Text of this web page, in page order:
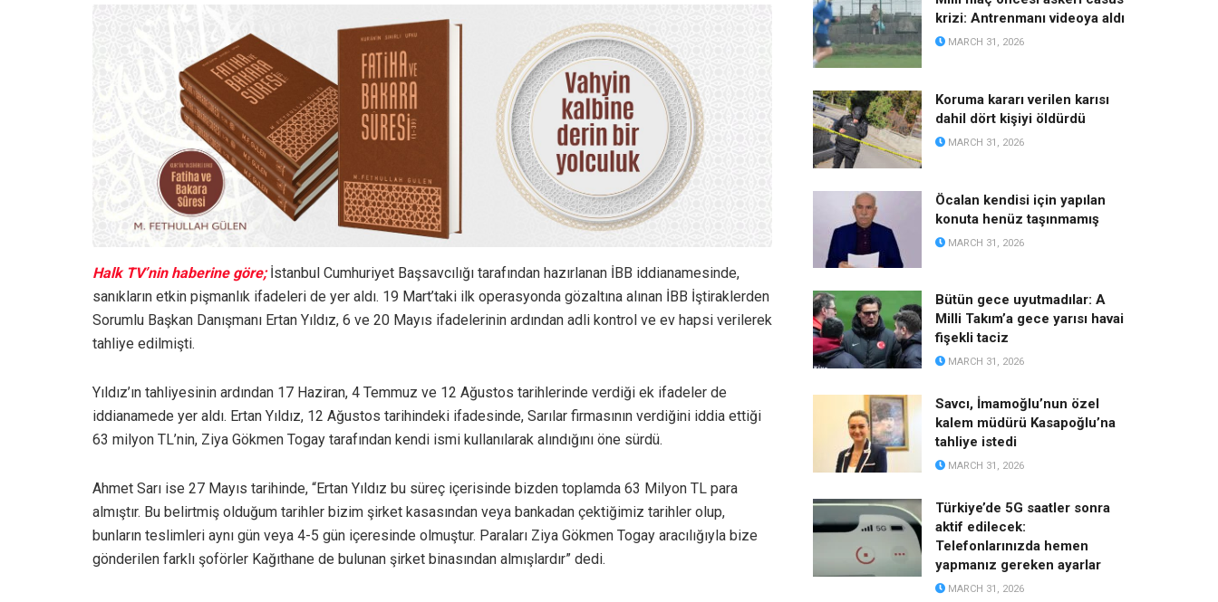
Halk TV’nin haberine göre;İstanbul Cumhuriyet Başsavcılığı tarafından hazırlanan İBB iddianamesinde,
sanıkların etkin pişmanlık ifadeleri de yer aldı. 19 Mart’taki ilk operasyonda gözaltına alınan İBB İştiraklerden
Sorumlu Başkan Danışmanı Ertan Yıldız, 6 ve 20 Mayıs ifadelerinin ardından adli kontrol ve ev hapsi verilerek
tahliye edilmişti.
Yıldız’ın tahliyesinin ardından 17 Haziran, 4 Temmuz ve 12 Ağustos tarihlerinde verdiği ek ifadeler de
iddianamede yer aldı. Ertan Yıldız, 12 Ağustos tarihindeki ifadesinde, Sarılar firmasının verdiğini iddia ettiği
63 milyon TL’nin, Ziya Gökmen Togay tarafından kendi ismi kullanılarak alındığını öne sürdü.
Ahmet Sarı ise 27 Mayıs tarihinde, “Ertan Yıldız bu süreç içerisinde bizden toplamda 63 Milyon TL para
almıştır. Bu belirtmiş olduğum tarihler bizim şirket kasasından veya bankadan çektiğimiz tarihler olup,
bunların teslimleri aynı gün veya 4-5 gün içeresinde olmuştur. Paraları Ziya Gökmen Togay aracılığıyla bize
gönderilen farklı şoförler Kağıthane de bulunan şirket binasından almışlardır” dedi.
krizi: Antrenmanı videoya aldı
MARCH 31, 2026
Koruma kararı verilen karısı
dahil dört kişiyi öldürdü
MARCH 31, 2026
Öcalan kendisi için yapılan
konuta henüz taşınmamış
MARCH 31, 2026
Bütün gece uyutmadılar: A
Milli Takım’a gece yarısı havai
fişekli taciz
MARCH 31, 2026
Savcı, İmamoğlu’nun özel
kalem müdürü Kasapoğlu’na
tahliye istedi
MARCH 31, 2026
Türkiye’de 5G saatler sonra
aktif edilecek:
Telefonlarınızda hemen
yapmanız gereken ayarlar
MARCH 31, 2026